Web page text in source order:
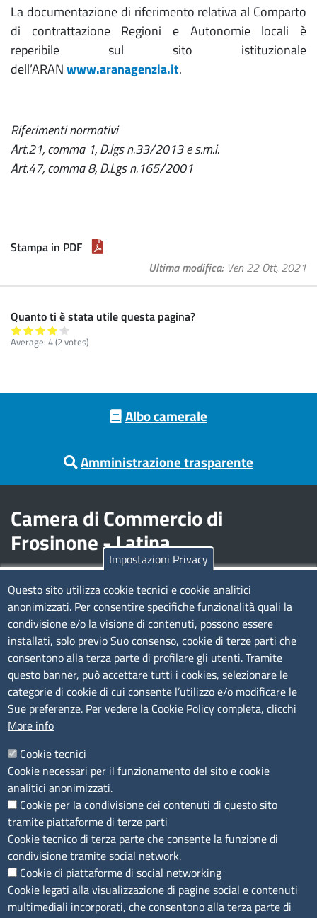
La documentazione di riferimento relativa al Comparto
di contrattazione Regioni e Autonomie locali è
reperibile sul sito istituzionale
dell’ARANwww.aranagenzia.it.
Riferimenti normativi
Art.21, comma 1, D.lgs n.33/2013 e s.m.i.
Art.47, comma 8, D.Lgs n.165/2001
Stampa in PDF
Ultima modifica Ven 22 Ott, 2021
Quanto ti è stata utile questa pagina?
Average: 4(2votes)
Albo camerale
Amministrazione trasparente
Camera di Commercio di
Frosinone - Latina
Contatti
Sede Legale di Latina: Viale Umberto I, 80 - 04100 (LT)
tel. 0773/6721
Sede di Frosinone: Via Alcide De Gasperi, 1 - 03100 (FR)
tel. 0775/2751
Peccciaa@pec.frlt.camcom.it
Ufficio relazioni con il pubblico
Codice Fiscale e Partita Iva: 02957560598
Codice univoco ufficio fatt.elettronica: 1TOEDU
Seguici su
Sito web
Impostazioni Privacy
Questo sito utilizza cookie tecnici e cookie analitici
anonimizzati. Per consentire specifiche funzionalità quali la
condivisione e/o la visione di contenuti, possono essere
installati, solo previo Suo consenso, cookie di terze parti che
consentono alla terza parte di profilare gli utenti. Tramite
questo banner, può accettare tutti i cookies, selezionare le
categorie di cookie di cui consente l’utilizzo e/o modificare le
Sue preferenze. Per vedere la Cookie Policy completa, clicchi
More info
Cookie tecnici
Cookie necessari per il funzionamento del sito e cookie
analitici anonimizzati.
Cookie per la condivisione dei contenuti di questo sito
tramite piattaforme di terze parti
Cookie tecnico di terza parte che consente la funzione di
condivisione tramite social network.
Cookie di piattaforme di social networking
Cookie legati alla visualizzazione di pagine social e contenuti
multimediali incorporati, che consentono alla terza parte di